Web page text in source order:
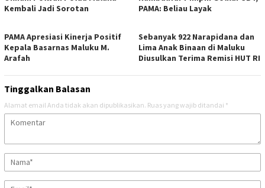
Kembali Jadi Sorotan
PAMA: Beliau Layak
PAMA Apresiasi Kinerja Positif
Kepala Basarnas Maluku M.
Arafah
Sebanyak 922 Narapidana dan
Lima Anak Binaan di Maluku
Diusulkan Terima Remisi HUT RI
Tinggalkan Balasan
Alamat email Anda tidak akan dipublikasikan. Ruas yang wajib ditandai *